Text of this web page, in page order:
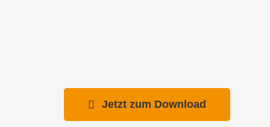
Jetzt zum Download